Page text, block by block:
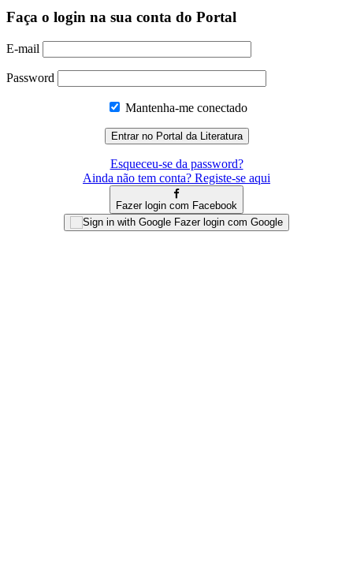
Faça o login na sua conta do Portal
E-mail
Password
Mantenha-me conectado
Esqueceu-se da password?
Ainda não tem conta? Registe-se aqui
Fazer login com Facebook
Fazer login com Google